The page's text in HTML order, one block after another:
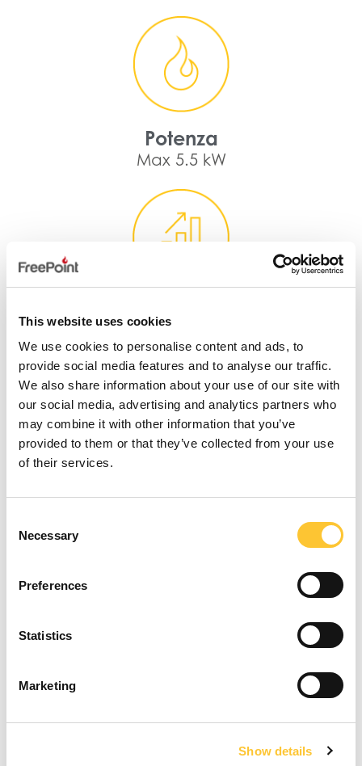
This website uses cookies
We use cookies to personalise content and ads, to
provide social media features and to analyse our traffic.
We also share information about your use of our site with
our social media, advertising and analytics partners who
may combine it with other information that you’ve
provided to them or that they’ve collected from your use
of their services.
Selection
Necessary
Preferences
Statistics
Marketing
Show details
Potenza
Max 5.5 kW
Resa termica
Max 90 %
Pellet Ø 6 mm